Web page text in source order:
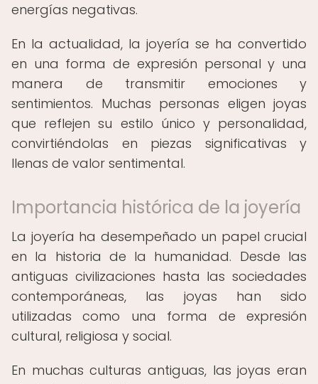
energías negativas.
En la actualidad, la joyería se ha convertido
en una forma de expresión personal y una
manera de transmitir emociones y
sentimientos. Muchas personas eligen joyas
que reflejen su estilo único y personalidad,
convirtiéndolas en piezas significativas y
llenas de valor sentimental.
Importancia histórica de la joyería
La joyería ha desempeñado un papel crucial
en la historia de la humanidad. Desde las
antiguas civilizaciones hasta las sociedades
contemporáneas, las joyas han sido
utilizadas como una forma de expresión
cultural, religiosa y social.
En muchas culturas antiguas, las joyas eran